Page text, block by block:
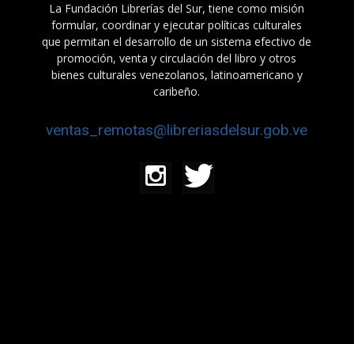
La Fundación Librerías del Sur, tiene como misión
formular, coordinar y ejecutar políticas culturales
que permitan el desarrollo de un sistema efectivo de
promoción, venta y circulación del libro y otros
bienes culturales venezolanos, latinoamericano y
caribeño.
ventas_remotas@libreriasdelsur.gob.ve